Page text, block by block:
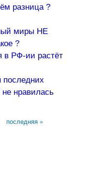
разница ?
миры НЕ
?
в РФ-ии растёт
нравилась
последняя »